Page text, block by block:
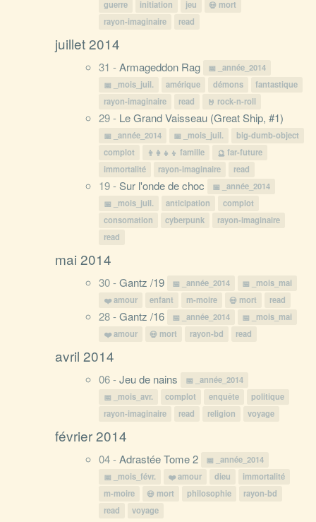
guerre
initiation jeu
mort
rayon-imaginaire
read
juillet 2014
31 -Armageddon Rag
_année_2014
_mois_juil.
amérique démons
fantastique
rayon-imaginaire
read rock-n-roll
29 - Le Grand Vaisseau (Great Ship, #1)
_année_2014 _mois_juil.
big-dumb-object
complot
famille
far-future
immortalité
rayon-imaginaire read
19 -Sur l'onde de choc
_année_2014
_mois_juil.
anticipation
complot
consomation
cyberpunk
rayon-imaginaire
read
mai 2014
30 -Gantz /19 _année_2014
_mois_mai
amour
enfant m-moire mort read
28 -Gantz /16 _année_2014
_mois_mai
amour
mort rayon-bd read
avril 2014
06 -Jeu de nains
_année_2014
_mois_avr.
complot enquête
politique
rayon-imaginaire
read religion voyage
février 2014
04 -Adrastée Tome 2
_année_2014
_mois_févr.
amour dieu
immortalité
m-moire
mort philosophie
rayon-bd
read
voyage